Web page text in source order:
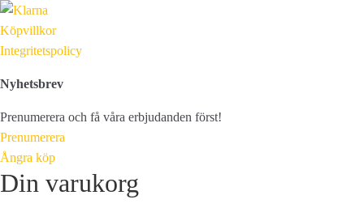
Köpvillkor
Integritetspolicy
Nyhetsbrev
Prenumerera och få våra erbjudanden först!
Prenumerera
Ångra köp
Din varukorg